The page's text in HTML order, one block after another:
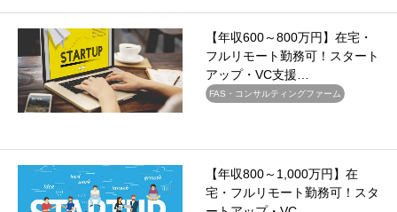
【年収600～800万円】在宅・
フルリモート勤務可！スタート
アップ・VC支援…
FAS・コンサルティングファーム
【年収800～1,000万円】在
宅・フルリモート勤務可！スタ